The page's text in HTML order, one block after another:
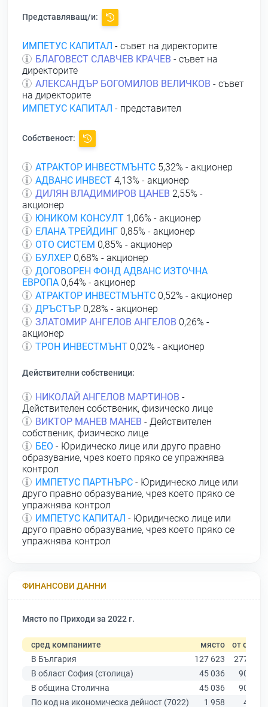
Представляващ/и:
ИМПЕТУС КАПИТАЛ - съвет на директорите
БЛАГОВЕСТ СЛАВЧЕВ КРАЧЕВ - съвет на
директорите
АЛЕКСАНДЪР БОГОМИЛОВ ВЕЛИЧКОВ - съвет
на директорите
ИМПЕТУС КАПИТАЛ - представител
Собственост:
АТРАКТОР ИНВЕСТМЪНТС 5,32% - акционер
АДВАНС ИНВЕСТ 4,13% - акционер
ДИЛЯН ВЛАДИМИРОВ ЦАНЕВ 2,55% -
акционер
ЮНИКОМ КОНСУЛТ 1,06% - акционер
ЕЛАНА ТРЕЙДИНГ 0,85% - акционер
ОТО СИСТЕМ 0,85% - акционер
БУЛХЕР 0,68% - акционер
ДОГОВОРЕН ФОНД АДВАНС ИЗТОЧНА
ЕВРОПА 0,64% - акционер
АТРАКТОР ИНВЕСТМЪНТС 0,52% - акционер
ДРЪСТЪР 0,28% - акционер
ЗЛАТОМИР АНГЕЛОВ АНГЕЛОВ 0,26% -
акционер
ТРОН ИНВЕСТМЪНТ 0,02% - акционер
Действителни собственици:
НИКОЛАЙ АНГЕЛОВ МАРТИНОВ -
Действителен собственик, физическо лице
ВИКТОР МАНЕВ МАНЕВ - Действителен
собственик, физическо лице
БЕО - Юридическо лице или друго правно
образувание, чрез което пряко се упражнява
контрол
ИМПЕТУС ПАРТНЪРС - Юридическо лице или
друго правно образувание, чрез което пряко се
упражнява контрол
ИМПЕТУС КАПИТАЛ - Юридическо лице или
друго правно образувание, чрез което пряко се
упражнява контрол
ФИНАНСОВИ ДАННИ
Място по Приходи за 2022 г.
сред компаниите място
от общо
В България
127 623
277 019
В област София (столица)
45 036
90 178
В община Столична
45 036
90 178
По код на икономическа дейност (7022)
1 958 4 800